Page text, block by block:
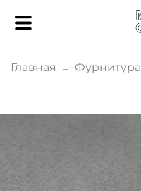
Главная Фурнитура